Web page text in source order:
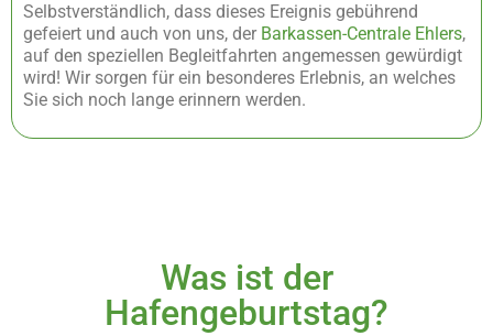
Selbstverständlich, dass dieses Ereignis gebührend
gefeiert und auch von uns, der Barkassen-Centrale Ehlers,
auf den speziellen Begleitfahrten angemessen gewürdigt
wird! Wir sorgen für ein besonderes Erlebnis, an welches
Sie sich noch lange erinnern werden.
Was ist der
Hafengeburtstag?